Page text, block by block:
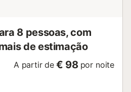
8 pessoas, com
de estimação
A partir de € 98 por noite